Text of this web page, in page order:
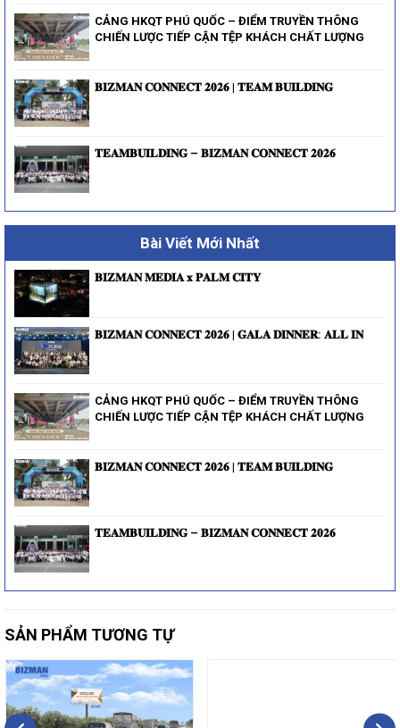
CẢNG HKQT PHÚ QUỐC – ĐIỂM TRUYỀN THÔNG
CHIẾN LƯỢC TIẾP CẬN TỆP KHÁCH CHẤT LƯỢNG
𝐁𝐈𝐙𝐌𝐀𝐍 𝐂𝐎𝐍𝐍𝐄𝐂𝐓 𝟐𝟎𝟐𝟔 | 𝐓𝐄𝐀𝐌 𝐁𝐔𝐈𝐋𝐃𝐈𝐍𝐆
𝐓𝐄𝐀𝐌𝐁𝐔𝐈𝐋𝐃𝐈𝐍𝐆 – 𝐁𝐈𝐙𝐌𝐀𝐍 𝐂𝐎𝐍𝐍𝐄𝐂𝐓 𝟐𝟎𝟐𝟔
Bài Viết Mới Nhất
𝐁𝐈𝐙𝐌𝐀𝐍 𝐌𝐄𝐃𝐈𝐀 𝐱 𝐏𝐀𝐋𝐌 𝐂𝐈𝐓𝐘
𝐁𝐈𝐙𝐌𝐀𝐍 𝐂𝐎𝐍𝐍𝐄𝐂𝐓 𝟐𝟎𝟐𝟔 | 𝐆𝐀𝐋𝐀 𝐃𝐈𝐍𝐍𝐄𝐑: 𝐀𝐋𝐋 𝐈𝐍
CẢNG HKQT PHÚ QUỐC – ĐIỂM TRUYỀN THÔNG
CHIẾN LƯỢC TIẾP CẬN TỆP KHÁCH CHẤT LƯỢNG
𝐁𝐈𝐙𝐌𝐀𝐍 𝐂𝐎𝐍𝐍𝐄𝐂𝐓 𝟐𝟎𝟐𝟔 | 𝐓𝐄𝐀𝐌 𝐁𝐔𝐈𝐋𝐃𝐈𝐍𝐆
𝐓𝐄𝐀𝐌𝐁𝐔𝐈𝐋𝐃𝐈𝐍𝐆 – 𝐁𝐈𝐙𝐌𝐀𝐍 𝐂𝐎𝐍𝐍𝐄𝐂𝐓 𝟐𝟎𝟐𝟔
SẢN PHẨM TƯƠNG TỰ